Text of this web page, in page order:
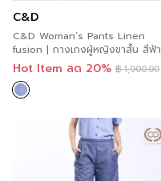
C&D
C&D Woman’s Pants Linen
fusion | กางเกงผู้หญิงขาสั้น สีฟ้า
C9ZHDB
Hot Item ลด 20% ฿1,900.00